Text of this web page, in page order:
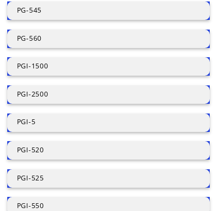
PG-545
PG-560
PGI-1500
PGI-2500
PGI-5
PGI-520
PGI-525
PGI-550